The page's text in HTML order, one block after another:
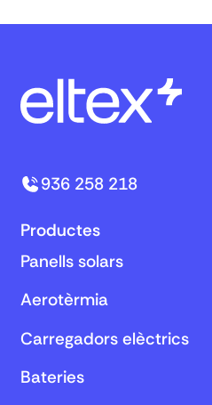
936 258 218
Productes
Panells solars
Aerotèrmia
Carregadors elèctrics
Bateries